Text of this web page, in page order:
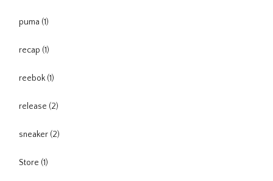
puma (1)
recap (1)
reebok (1)
release (2)
sneaker (2)
Store (1)